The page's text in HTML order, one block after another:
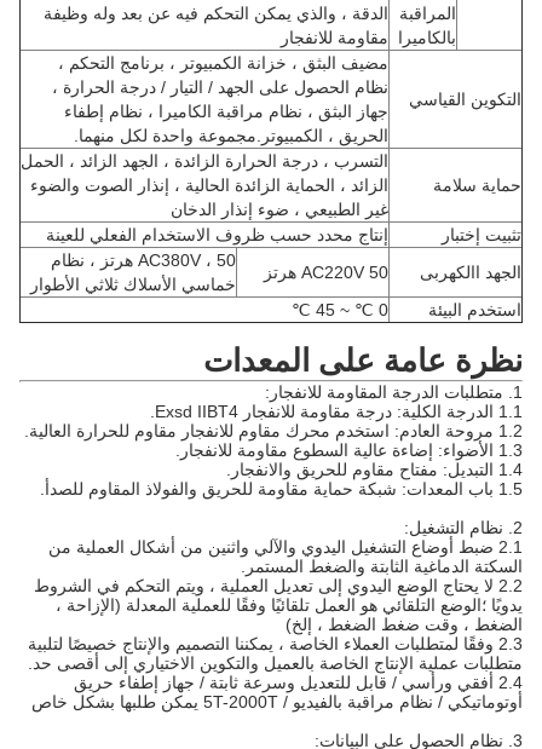
المراقبة
بالكاميرا
الدقة ، والذي يمكن التحكم فيه عن بعد وله وظيفة
مقاومة للانفجار
التكوين القياسي
مضيف البثق ، خزانة الكمبيوتر ، برنامج التحكم ،
نظام الحصول على الجهد / التيار / درجة الحرارة ،
جهاز البثق ، نظام مراقبة الكاميرا ، نظام إطفاء
الحريق ، الكمبيوتر.مجموعة واحدة لكل منهما.
حماية سلامة
التسرب ، درجة الحرارة الزائدة ، الجهد الزائد ، الحمل
الزائد ، الحماية الزائدة الحالية ، إنذار الصوت والضوء
غير الطبيعي ، ضوء إنذار الدخان
تثبيت إختبار
إنتاج محدد حسب ظروف الاستخدام الفعلي للعينة
الجهد االكهربى
AC220V 50 هرتز
AC380V ، 50 هرتز ، نظام
خماسي الأسلاك ثلاثي الأطوار
استخدم البيئة
0 ℃ ~ 45 ℃
نظرة عامة على المعدات
1.1 الدرجة الكلية: درجة مقاومة للانفجار Exsd IIBT4.
1.2 مروحة العادم: استخدم محرك مقاوم للانفجار مقاوم للحرارة العالية.
1.3 الأضواء: ​​إضاءة عالية السطوع مقاومة للانفجار.
1.4 التبديل: مفتاح مقاوم للحريق والانفجار.
1.5 باب المعدات: شبكة حماية مقاومة للحريق والفولاذ المقاوم للصدأ.
2.1 ضبط أوضاع التشغيل اليدوي والآلي واثنين من أشكال العملية من
السكتة الدماغية الثابتة والضغط المستمر.
2.2 لا يحتاج الوضع اليدوي إلى تعديل العملية ، ويتم التحكم في الشروط
يدويًا ؛الوضع التلقائي هو العمل تلقائيًا وفقًا للعملية المعدلة (الإزاحة ،
الضغط ، وقت ضغط الضغط ، إلخ)
2.3 وفقًا لمتطلبات العملاء الخاصة ، يمكننا التصميم والإنتاج خصيصًا لتلبية
متطلبات عملية الإنتاج الخاصة بالعميل والتكوين الاختياري إلى أقصى حد.
2.4 أفقي ورأسي / قابل للتعديل وسرعة ثابتة / جهاز إطفاء حريق
أوتوماتيكي / نظام مراقبة بالفيديو / 5T-2000T يمكن طلبها بشكل خاص